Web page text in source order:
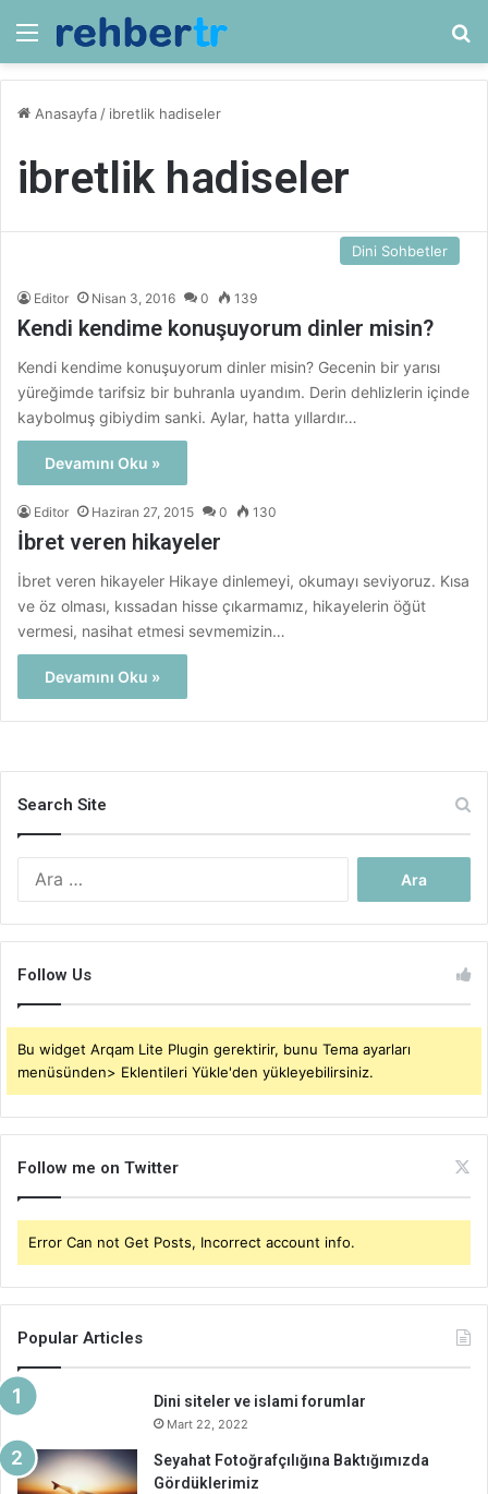
Menü
Anasayfa / ibretlik hadiseler
ibretlik hadiseler
Dini Sohbetler
Editor Nisan 3, 2016 0 139
Kendi kendime konuşuyorum dinler misin?
Kendi kendime konuşuyorum dinler misin? Gecenin bir yarısı
yüreğimde tarifsiz bir buhranla uyandım. Derin dehlizlerin içinde
kaybolmuş gibiydim sanki. Aylar, hatta yıllardır…
Devamını Oku »
Editor Haziran 27, 2015 0 130
İbret veren hikayeler
İbret veren hikayeler Hikaye dinlemeyi, okumayı seviyoruz. Kısa
ve öz olması, kıssadan hisse çıkarmamız, hikayelerin öğüt
vermesi, nasihat etmesi sevmemizin…
Devamını Oku »
Search Site
Follow Us
Bu widget Arqam Lite Plugin gerektirir, bunu Tema ayarları
menüsünden> Eklentileri Yükle'den yükleyebilirsiniz.
Follow me on Twitter
Error Can not Get Posts, Incorrect account info.
Popular Articles
Dini siteler ve islami forumlar
Mart 22, 2022
Seyahat Fotoğrafçılığına Baktığımızda
Gördüklerimiz